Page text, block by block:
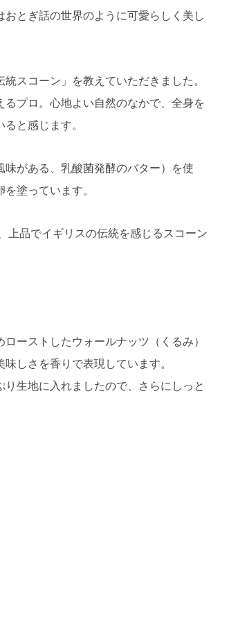
とぎ話の世界のように可愛らしく美し
スコーン」を教えていただきました。
プロ。心地よい自然のなかで、全身を
と感じます。
がある、乳酸菌発酵のバター）を使
塗っています。
上品でイギリスの伝統を感じるスコーン
ーストしたウォールナッツ（くるみ）
しさを香りで表現しています。
生地に入れましたので、さらにしっと